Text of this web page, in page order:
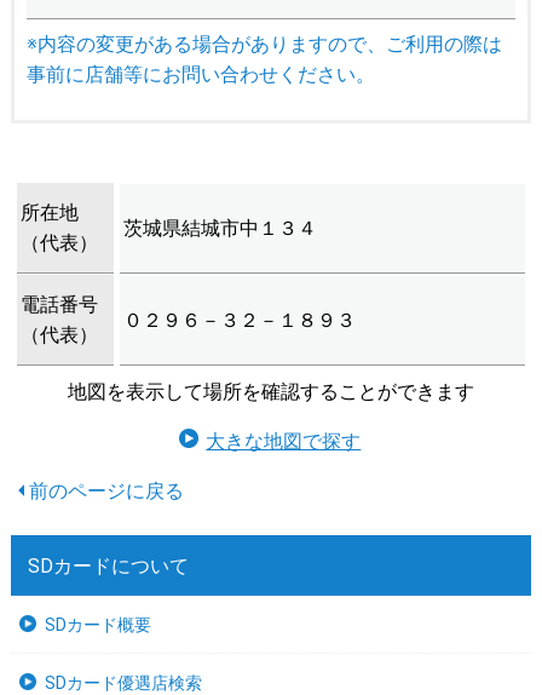
※内容の変更がある場合がありますので、ご利用の際は
事前に店舗等にお問い合わせください。
所在地
（代表）
茨城県結城市中１３４
電話番号
（代表）
０２９６－３２－１８９３
地図を表示して場所を確認することができます
大きな地図で探す
SDカードについて
SDカード概要
SDカード優遇店検索